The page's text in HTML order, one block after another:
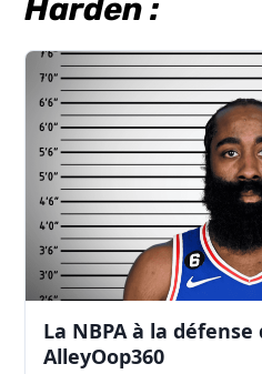
Harden :
La NBPA à la
AlleyOop360